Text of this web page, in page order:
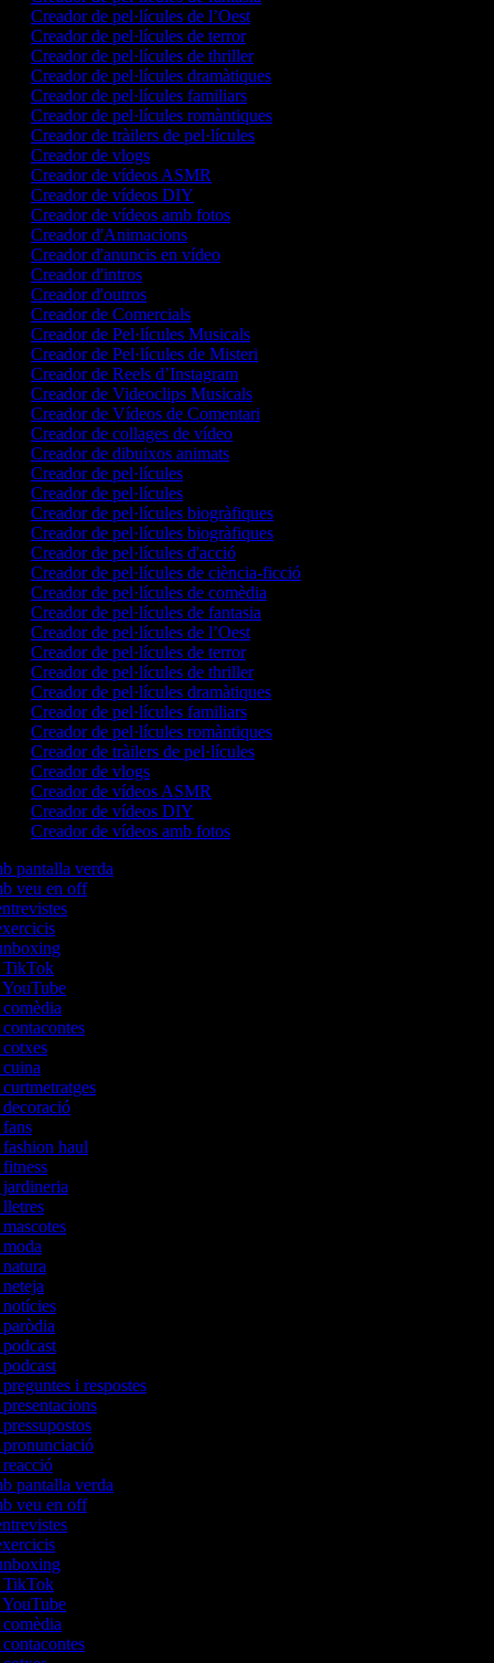
Creador de pel·lícules de l’Oest
Creador de pel·lícules de terror
Creador de pel·lícules de thriller
Creador de pel·lícules dramàtiques
Creador de pel·lícules familiars
Creador de pel·lícules romàntiques
Creador de tràilers de pel·lícules
Creador de vlogs
Creador de vídeos ASMR
Creador de vídeos DIY
Creador de vídeos amb fotos
Creador d'Animacions
Creador d'anuncis en vídeo
Creador d'intros
Creador d'outros
Creador de Comercials
Creador de Pel·lícules Musicals
Creador de Pel·lícules de Misteri
Creador de Reels d’Instagram
Creador de Videoclips Musicals
Creador de Vídeos de Comentari
Creador de collages de vídeo
Creador de dibuixos animats
Creador de pel·lícules
Creador de pel·lícules
Creador de pel·lícules biogràfiques
Creador de pel·lícules biogràfiques
Creador de pel·lícules d'acció
Creador de pel·lícules de ciència-ficció
Creador de pel·lícules de comèdia
Creador de pel·lícules de fantasia
Creador de pel·lícules de l’Oest
Creador de pel·lícules de terror
Creador de pel·lícules de thriller
Creador de pel·lícules dramàtiques
Creador de pel·lícules familiars
Creador de pel·lícules romàntiques
Creador de tràilers de pel·lícules
Creador de vlogs
Creador de vídeos ASMR
Creador de vídeos DIY
Creador de vídeos amb fotos
pantalla verda
veu en off
TikTok
YouTube
comèdia
cotxes
cuina
decoració
fans
fashion haul
fitness
jardineria
lletres
moda
notícies
paròdia
podcast
podcast
i respostes
pronunciació
reacció
pantalla verda
veu en off
TikTok
YouTube
comèdia